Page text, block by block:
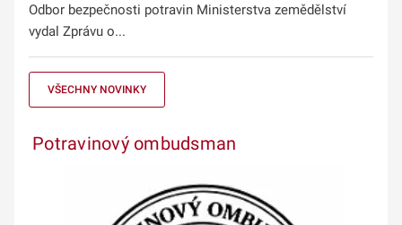
Odbor bezpečnosti potravin Ministerstva zemědělství
vydal Zprávu o...
VŠECHNY NOVINKY
Potravinový ombudsman